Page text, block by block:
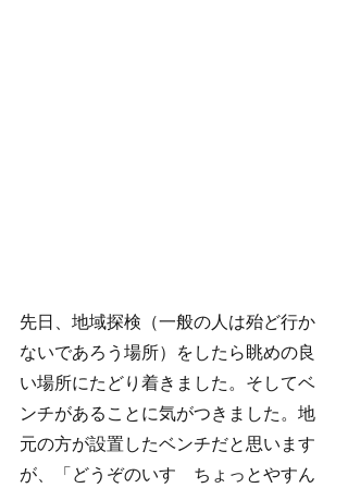
先日、地域探検（一般の人は殆ど行か
ないであろう場所）をしたら眺めの良
い場所にたどり着きました。そしてベ
ンチがあることに気がつきました。地
元の方が設置したベンチだと思います
が、「どうぞのいす　ちょっとやすん